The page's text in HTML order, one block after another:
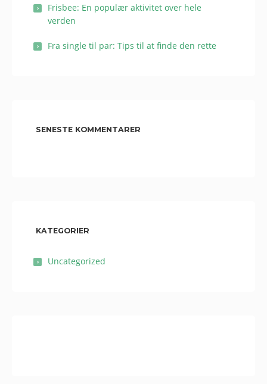
Frisbee: En populær aktivitet over hele
verden
Fra single til par: Tips til at finde den rette
SENESTE KOMMENTARER
KATEGORIER
Uncategorized